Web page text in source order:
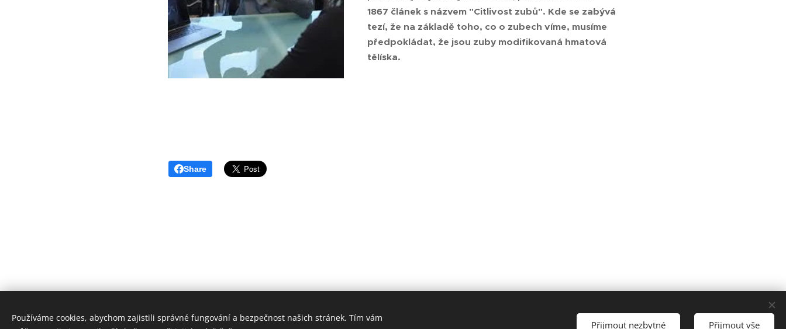
1867 článek s názvem "Citlivost zubů". Kde se zabývá
tezí, že na základě toho, co o zubech víme, musíme
předpokládat, že jsou zuby modifikovaná hmatová
tělíska.
Share
Cookies
Používáme cookies, abychom zajistili správné fungování a bezpečnost našich stránek. Tím vám
Přijmout nezbytné Přijmout vše